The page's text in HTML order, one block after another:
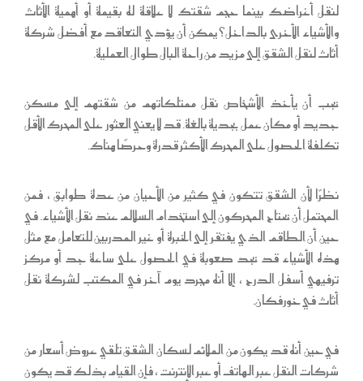
لنقل أغراضك بينما حجم شقتك لا علاقة له بقيمة أو أهمية الأثاث
والأشياء الأخرى بالداخل؟ يمكن أن يؤدي التعاقد مع أفضل شركة
أثاث لنقل الشقق إلى مزيد من راحة البال طوال العملية.
يجب أن يأخذ الأشخاص نقل ممتلكاتهم من شقتهم إلى مسكن
جديد أو مكان عمل بجدية بالغة. قد لا يعني العثور على المحرك الأقل
تكلفة الحصول على المحرك الأكثر قدرة وحرصًا هناك.
نظرًا لأن الشقق تتكون في كثير من الأحيان من عدة طوابق ، فمن
المحتمل أن يحتاج المحركون إلى استخدام السلالم عند نقل الأشياء. في
حين أن الطاقم الذي يفتقر إلى الخبرة أو غير المدربين للتعامل مع مثل
هذه الأشياء قد يجد صعوبة في الحصول على ساعة جد أو مركز
ترفيهي أسفل الدرج ، إلا أنه مجرد يوم آخر في المكتب لشركة نقل
أثاث في خورفكان.
في حين أنه قد يكون من الملائم لسكان الشقق تلقي عروض أسعار من
شركات النقل عبر الهاتف أو عبر الإنترنت ، فإن القيام بذلك قد يكون